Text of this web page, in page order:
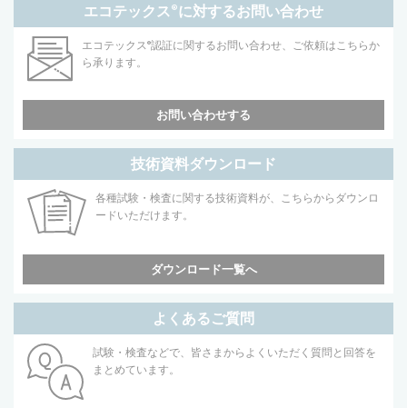
エコテックス®に対するお問い合わせ
エコテックス®認証に関するお問い合わせ、ご依頼はこちらか
ら承ります。
お問い合わせする
技術資料ダウンロード
各種試験・検査に関する技術資料が、こちらからダウンロ
ードいただけます。
ダウンロード一覧へ
よくあるご質問
試験・検査などで、皆さまからよくいただく質問と回答を
まとめています。